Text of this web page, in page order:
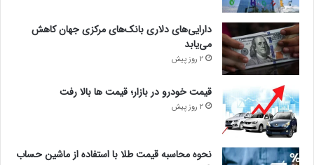
دارایی‌های دلاری بانک‌های مرکزی جهان کاهش
می‌یابد
2 روز پیش
قیمت خودرو در بازار؛ قیمت ها بالا رفت
2 روز پیش
نحوه محاسبه قیمت طلا با استفاده از ماشین حساب